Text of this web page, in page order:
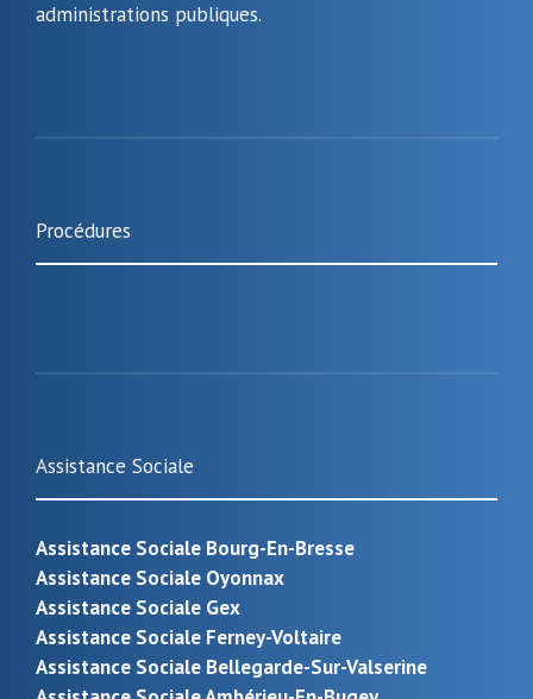
administrations publiques.
Procédures
Assistance Sociale
Assistance Sociale Bourg-En-Bresse
Assistance Sociale Oyonnax
Assistance Sociale Gex
Assistance Sociale Ferney-Voltaire
Assistance Sociale Bellegarde-Sur-Valserine